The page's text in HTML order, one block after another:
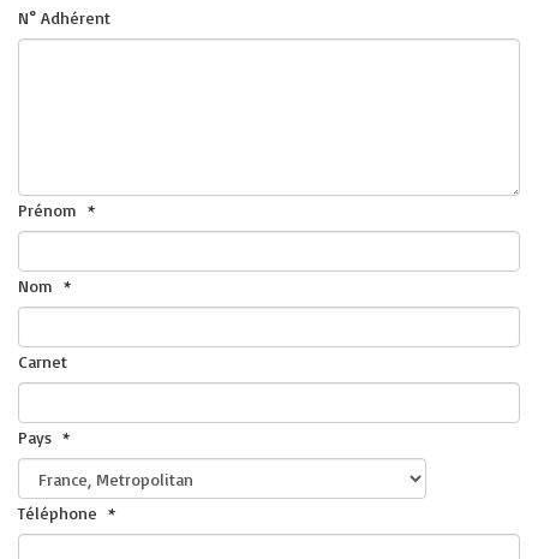
N° Adhérent
Prénom *
Nom *
Carnet
Pays *
Téléphone *